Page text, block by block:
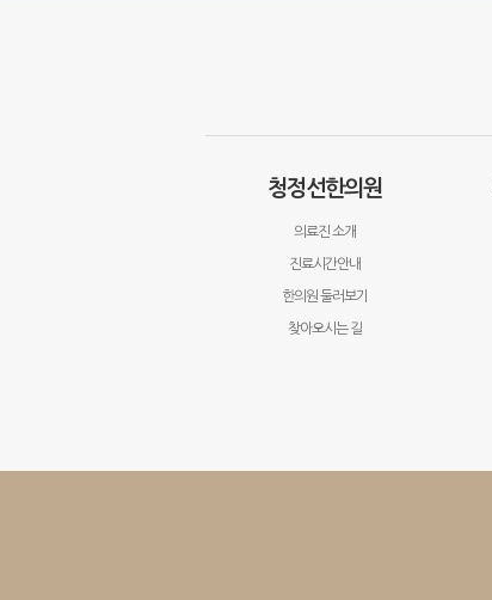
청정선한의원
의료진 소개
진료시간안내
한의원 둘러보기
찾아오시는 길